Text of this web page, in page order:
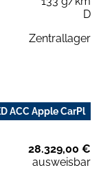
D
Zentrallager
ACC Apple CarPl
28.329,00 €
ausweisbar